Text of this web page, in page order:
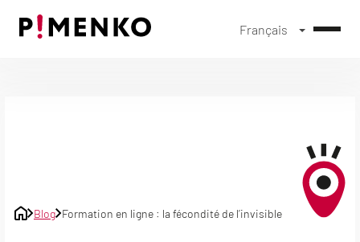
Français
Blog Formation en ligne : la fécondité de l’invisible